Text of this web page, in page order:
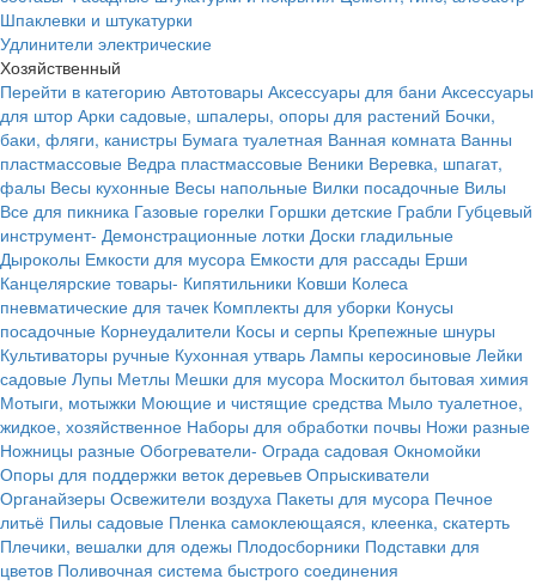
Шпаклевки и штукатурки
Удлинители электрические
Хозяйственный
Перейти в категорию Автотовары Аксессуары для бани Аксессуары
для штор Арки садовые, шпалеры, опоры для растений Бочки,
баки, фляги, канистры Бумага туалетная Ванная комната Ванны
пластмассовые Ведра пластмассовые Веники Веревка, шпагат,
фалы Весы кухонные Весы напольные Вилки посадочные Вилы
Все для пикника Газовые горелки Горшки детские Грабли Губцевый
инструмент- Демонстрационные лотки Доски гладильные
Дыроколы Емкости для мусора Емкости для рассады Ерши
Канцелярские товары- Кипятильники Ковши Колеса
пневматические для тачек Комплекты для уборки Конусы
посадочные Корнеудалители Косы и серпы Крепежные шнуры
Культиваторы ручные Кухонная утварь Лампы керосиновые Лейки
садовые Лупы Метлы Мешки для мусора Москитол бытовая химия
Мотыги, мотыжки Моющие и чистящие средства Мыло туалетное,
жидкое, хозяйственное Наборы для обработки почвы Ножи разные
Ножницы разные Обогреватели- Ограда садовая Окномойки
Опоры для поддержки веток деревьев Опрыскиватели
Органайзеры Освежители воздуха Пакеты для мусора Печное
литьё Пилы садовые Пленка самоклеющаяся, клеенка, скатерть
Плечики, вешалки для одежы Плодосборники Подставки для
цветов Поливочная система быстрого соединения